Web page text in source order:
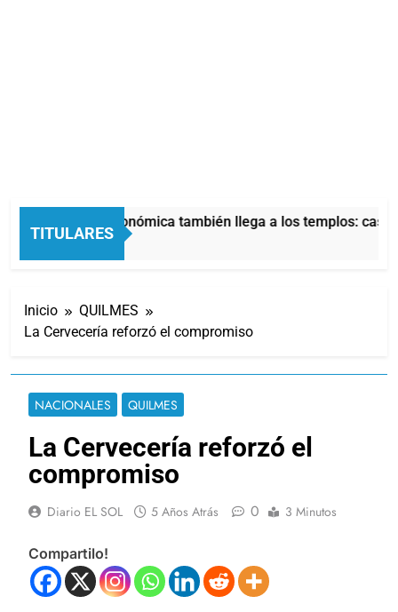
TITULARES
La crisis económica también llega a los templos: casi
11 Horas Atrás
Inicio
QUILMES
La Cervecería reforzó el compromiso
NACIONALES QUILMES
La Cervecería reforzó el
compromiso
Diario EL SOL 5 Años Atrás 0 3 Minutos
Compartilo!